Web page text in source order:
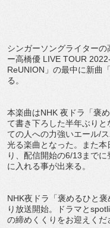
シンガーソングライター
ー高橋優 LIVE TOUR
ReUNION」の最中に新曲
る。
本楽曲はNHK 夜ドラ「褒
て書き下ろした半年ぶり
ての人への力強いエール/
光る楽曲となった。また
り、配信開始の6/13まで
に入れる事が出来る。
NHK夜ドラ「褒めるひと
り放送開始。ドラマと
の締めくくりをお迎えくだ